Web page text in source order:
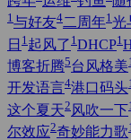
1 与好友4二周年1 光
日 1 起风了 1 DHCP1
博客折腾5台风格美1
开发语言4港口码头1
这个夏天2 风吹一下1
尔效应2奇妙能力歌1